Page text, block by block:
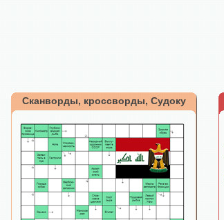
Сканворды, кроссворды, Судоку